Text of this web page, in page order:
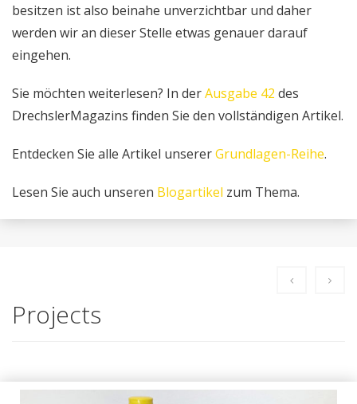
besitzen ist also beinahe unverzichtbar und daher
werden wir an dieser Stelle etwas genauer darauf
eingehen.
Sie möchten weiterlesen? In derAusgabe 42 des
DrechslerMagazins finden Sie den vollständigen Artikel.
Entdecken Sie alle Artikel unsererGrundlagen-Reihe.
Lesen Sie auch unseren Blogartikel zum Thema.
Projects